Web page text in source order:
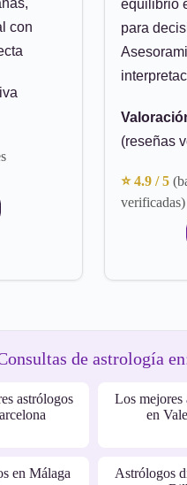
con
equilibrio
para
(reseñas
⭐ 4.9 / 5
verificadas)
de astrología
astrólogos
Los mejores
en
en Málaga
Astrólogos